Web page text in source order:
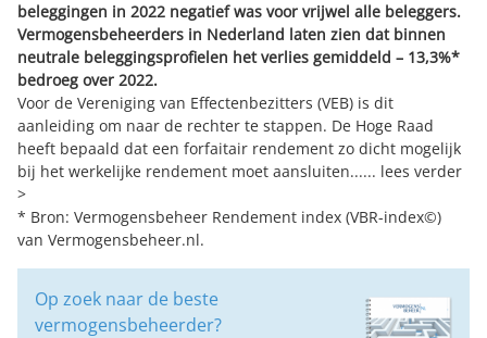
beleggingen in 2022 negatief was voor vrijwel alle beleggers.
Vermogensbeheerders in Nederland laten zien dat binnen
neutrale beleggingsprofielen het verlies gemiddeld – 13,3%*
bedroeg over 2022.
Voor de Vereniging van Effectenbezitters (VEB) is dit
aanleiding om naar de rechter te stappen. De Hoge Raad
heeft bepaald dat een forfaitair rendement zo dicht mogelijk
bij het werkelijke rendement moet aansluiten...... lees verder
>
* Bron: Vermogensbeheer Rendement index (VBR-index©)
van Vermogensbeheer.nl.
Op zoek naar de beste
vermogensbeheerder?